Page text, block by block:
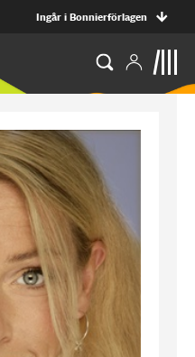
Ingår i Bonnierförlagen